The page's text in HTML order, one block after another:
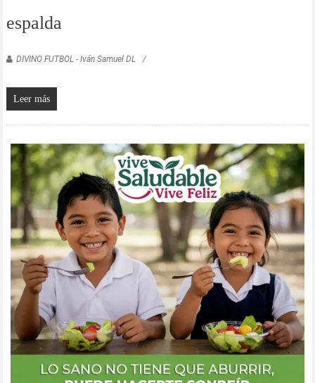
espalda
DIVINO FUTBOL - Iván Samuel DL
Leer más